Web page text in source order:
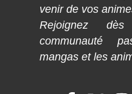
venir de vos
Rejoignez
communauté
mangas et les